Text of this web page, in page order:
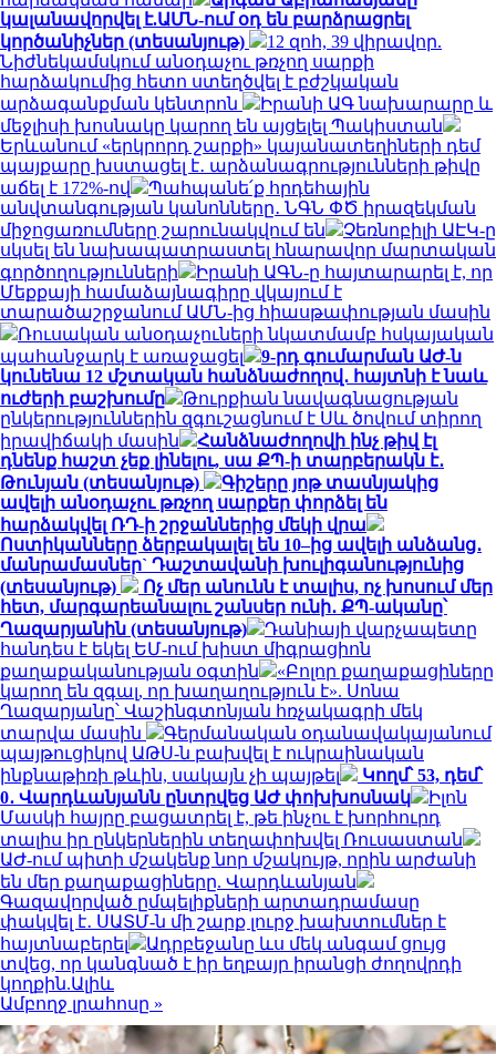
կալանավորվել է.ԱՄՆ-ում օդ են բարձրացրել
կործանիչներ (տեսանյութ)
12 զոհ, 39 վիրավոր.
Նիժնեկամսկում անօդաչու թռչող սարքի
հարձակումից հետո ստեղծվել է բժշկական
արձագանքման կենտրոն
Իրանի ԱԳ նախարարը և
մեջլիսի խոսնակը կարող են այցելել Պակիստան
Երևանում «երկրորդ շարքի» կայանատեղիների դեմ
պայքարը խստացել է․ արձանագրությունների թիվը
աճել է 172%-ով
Պահպանե՛ք հրդեհային
անվտանգության կանոնները․ ՆԳՆ ՓԾ իրազեկման
միջոցառումները շարունակվում են
Չեռնոբիլի ԱԷԿ-ը
սկսել են նախապատրաստել հնարավոր մարտական
գործողությունների
Իրանի ԱԳՆ-ը հայտարարել է, որ
Մեքքայի համաձայնագիրը վկայում է
տարածաշրջանում ԱՄՆ-ից հիասթափության մասին
Ռուսական անօդաչուների նկատմամբ հսկայական
պահանջարկ է առաջացել
9-րդ գումարման ԱԺ-ն
կունենա 12 մշտական հանձնաժողով․ հայտնի է նաև
ուժերի բաշխումը
Թուրքիան նավագնացության
ընկերություններին զգուշացնում է Սև ծովում տիրող
իրավիճակի մասին
Հանձնաժողովի ինչ թիվ էլ
դնենք հաշտ չեք լինելու, սա ՔՊ-ի տարբերակն է․
Թունյան (տեսանյութ)
Գիշերը յոթ տասնյակից
ավելի անօդաչու թռչող սարքեր փորձել են
հարձակվել ՌԴ-ի շրջաններից մեկի վրա
Ոստիկանները ձերբակալել են 10–ից ավելի անձանց․
մանրամասներ` Դաշտավանի խուլիգանությունից
(տեսանյութ)
Ոչ մեր անունն է տալիս, ոչ խոսում մեր
հետ, մարգարեանալու շանսեր ունի․ ՔՊ-ականը՝
Ղազարյանին (տեսանյութ)
Դանիայի վարչապետը
հանդես է եկել ԵՄ-ում խիստ միգրացիոն
քաղաքականության օգտին
«Բոլոր քաղաքացիները
կարող են զգալ, որ խաղաղություն է». Սոնա
Ղազարյանը՝ Վաշինգտոնյան հռչակագրի մեկ
տարվա մասին
Գերմանական օդանավակայանում
պայթուցիկով ԱԹՍ-ն բախվել է ուկրաինական
ինքնաթիռի թևին, սակայն չի պայթել
Կողմ՝ 53, դեմ՝
0․ Վարդևանյանն ընտրվեց ԱԺ փոխխոսնակ
Իլոն
Մասկի հայրը բացատրել է, թե ինչու է խորհուրդ
տալիս իր ընկերներին տեղափոխվել Ռուսաստան
ԱԺ-ում պիտի մշակենք նոր մշակույթ, որին արժանի
են մեր քաղաքացիները. Վարդևանյան
Գազավորված ըմպելիքների արտադրամասը
փակվել է․ ՍԱՏՄ-ն մի շարք լուրջ խախտումներ է
հայտնաբերել
Ադրբեջանը ևս մեկ անգամ ցույց
տվեց, որ կանգնած է իր եղբայր իրանցի ժողովրդի
կողքին.Ալիև
Ամբողջ լրահոսը »